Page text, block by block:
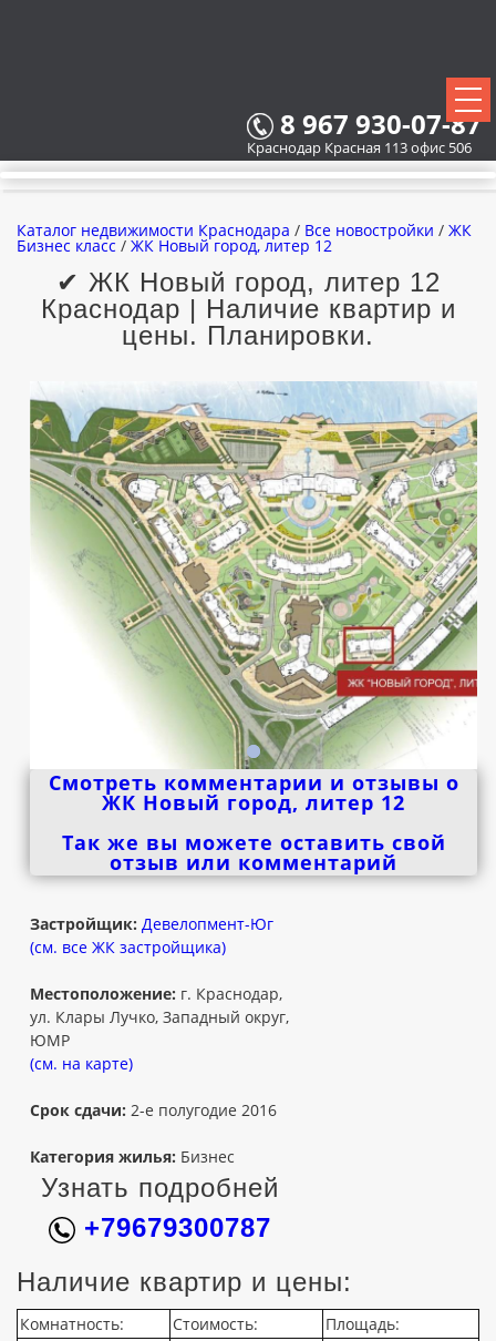
8 967 930-07-87
Краснодар Красная 113 офис 506
ВСЕ НОВОСТРОЙКИ
ЗАСТРОЙЩИКИ
ВСЕ КОТТЕДЖНЫЕ ПОСЕЛКИ
Каталог недвижимости Краснодара / Все новостройки / ЖК
Бизнес класс / ЖК Новый город, литер 12
✔ ЖК Новый город, литер 12
Краснодар | Наличие квартир и
цены. Планировки.
Смотреть комментарии и отзывы о
ЖК Новый город, литер 12
Так же вы можете оставить свой
отзыв или комментарий
Застройщик: Девелопмент-Юг
(см. все ЖК застройщика)
Местоположение: г. Краснодар,
ул. Клары Лучко, Западный округ,
ЮМР
(см. на карте)
Срок сдачи: 2-е полугодие 2016
Категория жилья: Бизнес
Узнать подробней
+79679300787
Наличие квартир и цены:
Комнатность: Стоимость:
Площадь: